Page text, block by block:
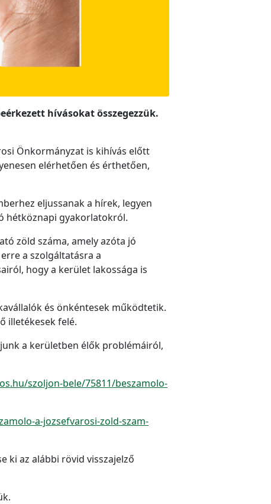
hívásokat összegezzük.
Önkormányzat is kihívás előtt
elérhetően és érthetően,
eljussanak a hírek, legyen
hétköznapi gyakorlatokról.
zöld száma, amely azóta jó
a szolgáltatásra a
hogy a kerület lakossága is
és önkéntesek működtetik.
illetékesek felé.
a kerületben élők problémáiról,
szoljon-bele/75811/beszamolo-
a-jozsefvarosi-zold-szam-
ki az alábbi rövid visszajelző